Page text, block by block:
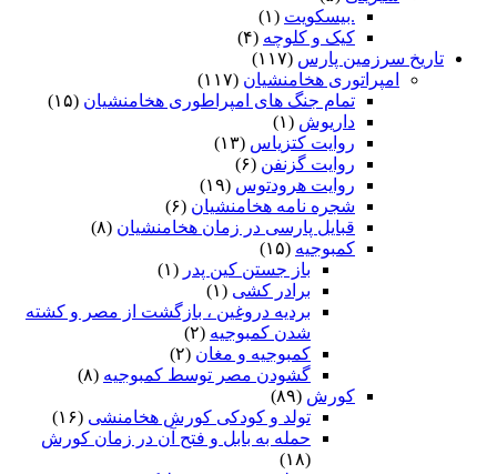
.بیسکویت (۱)
کیک و کلوچه (۴)
تاریخ سرزمین پارس (۱۱۷)
امپراتوری هخامنشیان (۱۱۷)
تمام جنگ های امپراطوری هخامنشیان (۱۵)
داریوش (۱)
روایت کتزیاس (۱۳)
روایت گزنفن (۶)
روایت هرودتوس (۱۹)
شجره نامه هخامنشیان (۶)
قبایل پارسی در زمان هخامنشیان (۸)
کمبوجیه (۱۵)
باز جستن کین پدر (۱)
برادر کشی (۱)
بردیه دروغین ، بازگشت از مصر و کشته
شدن کمبوجیه (۲)
کمبوجیه و مغان (۲)
گشودن مصر توسط کمبوجیه (۸)
کورش (۸۹)
تولد و کودکی کورش هخامنشی (۱۶)
حمله به بابل و فتح آن در زمان کورش
(۱۸)